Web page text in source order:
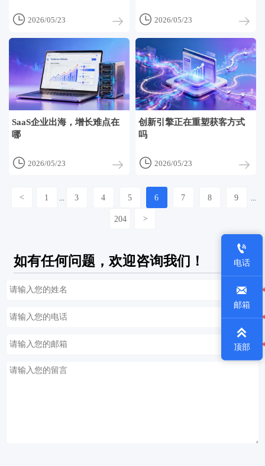
 2026/05/23  2026/05/23
SaaS企业出海，增长难点在
哪
 2026/05/23
创新引擎正在重塑获客方式
吗
 2026/05/23
< 1 3 4 5 6 7 8 9
204 >
如有任何问题，欢迎咨询我们！

电话

邮箱

顶部